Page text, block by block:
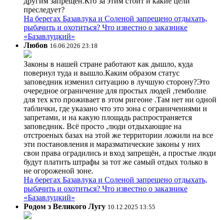
преследует?
На берегах Базавлука и Соленой запрещено отдыхать,
рыбачить и охотиться? Что известно о заказнике
«Базавлуцкий»
Любов 16.06.2026 23:18
Законы в нашей стране работают как дышло, куда
повернул туда и вышло.Каким образом статус
заповедник изменил ситуацию в лучшую сторону?Это
очередное ограничение для простых людей ,темболие
для тех кто проживает в этом ригеоне .Там нет ни одной
таблички, где указано что это зона с ограничениями и
запретами, и на какую площадь распространяется
заповедник. Всё просто ,люди отдыхающие на
отстроеных базах на этой же территории ложили на все
эти постановления и маразматические законы у них
свои права оградились и вход запрещён, а простые люди
будут платить штрафы за тот же самый отдых только в
не огороженой зоне.
На берегах Базавлука и Соленой запрещено отдыхать,
рыбачить и охотиться? Что известно о заказнике
«Базавлуцкий»
Родом з Великого Лугу 10.12.2025 13:55